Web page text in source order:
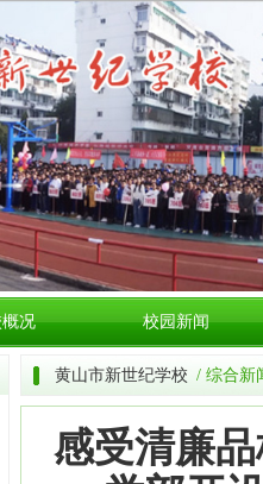
况 校园新闻
黄山市新世纪学校 / 综合新
感受清廉